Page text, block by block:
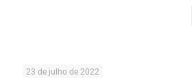
23 de julho de 2022